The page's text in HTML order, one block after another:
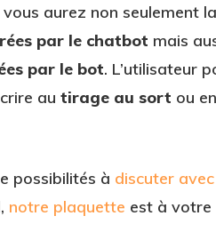
vous aurez non seulement
par le chatbot mais
par le bot. L’utilisateur
au tirage au sort ou
possibilités à discuter
notre plaquette est à votre